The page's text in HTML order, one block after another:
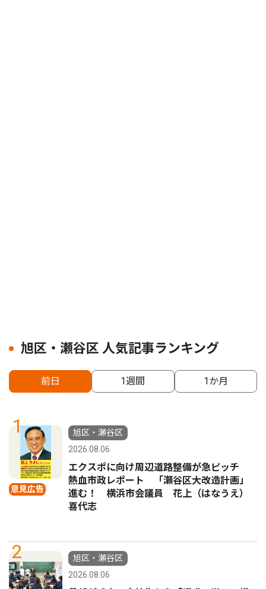
旭区・瀬谷区 人気記事ランキング
前日 1週間 1か月
1
意見広告
旭区・瀬谷区
2026.08.06
エクスポに向け周辺道路整備が急ピッチ
熱血市政レポート 「瀬谷区大改造計画」
進む！ 横浜市会議員 花上（はなうえ）
喜代志
2
旭区・瀬谷区
2026.08.06